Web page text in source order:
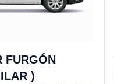
FURGÓN
)